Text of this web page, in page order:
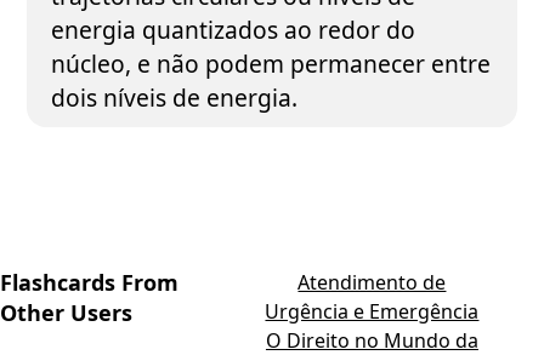
energia quantizados ao redor do
núcleo, e não podem permanecer entre
dois níveis de energia.
Flashcards From
Other Users
Atendimento de
Urgência e Emergência
O Direito no Mundo da